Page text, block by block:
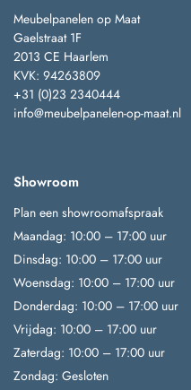
Meubelpanelen op Maat
Gaelstraat 1F
2013 CE Haarlem
KVK: 94263809
+31 (0)23 2340444
info@meubelpanelen-op-maat.nl
Showroom
Plan een showroomafspraak
Maandag: 10:00 – 17:00 uur
Dinsdag: 10:00 – 17:00 uur
Woensdag: 10:00 – 17:00 uur
Donderdag: 10:00 – 17:00 uur
Vrijdag: 10:00 – 17:00 uur
Zaterdag: 10:00 – 17:00 uur
Zondag: Gesloten